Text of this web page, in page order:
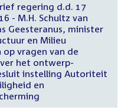
regering d.d. 17
- M.H. Schultz van
Geesteranus, minister
en Milieu
vragen van de
het ontwerp-
instelling Autoriteit
en